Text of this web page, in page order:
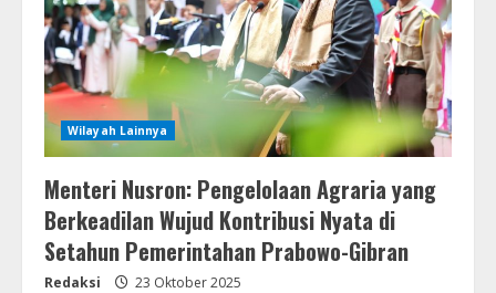
Wilayah Lainnya
Menteri Nusron: Pengelolaan Agraria yang
Berkeadilan Wujud Kontribusi Nyata di
Setahun Pemerintahan Prabowo-Gibran
Redaksi 23 Oktober 2025